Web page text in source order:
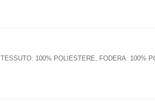
TESSUTO: 100% POLIESTERE, FODERA: 100%